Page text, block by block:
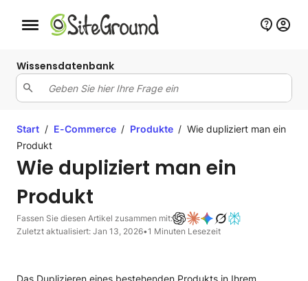
Schaltfläche Mobile Navigation
Wissensdatenbank
Start / E-Commerce / Produkte / Wie dupliziert man ein
Produkt
Wie dupliziert man ein
Produkt
Fassen Sie diesen Artikel zusammen mit:
Zuletzt aktualisiert: Jan 13, 2026•1 Minuten Lesezeit
Das Duplizieren eines bestehenden Produkts in Ihrem